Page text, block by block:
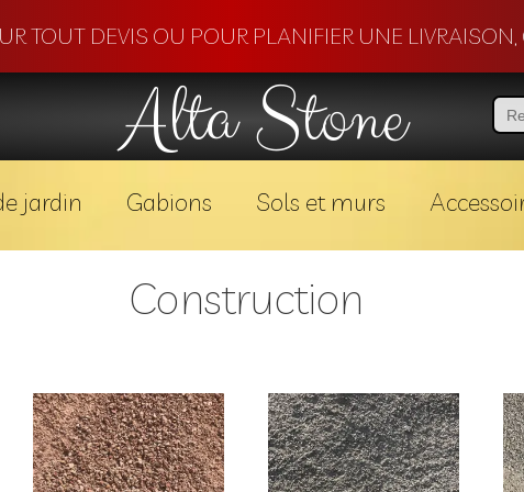
TOUT DEVIS OU POUR PLANIFIER UNE
Alta Stone
jardin Gabions Sols et murs
Construction